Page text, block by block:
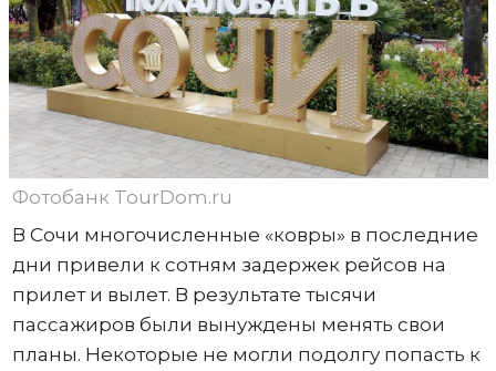
Фотобанк TourDom.ru
В Сочи многочисленные «ковры» в последние
дни привели к сотням задержек рейсов на
прилет и вылет. В результате тысячи
пассажиров были вынуждены менять свои
планы. Некоторые не могли подолгу попасть к